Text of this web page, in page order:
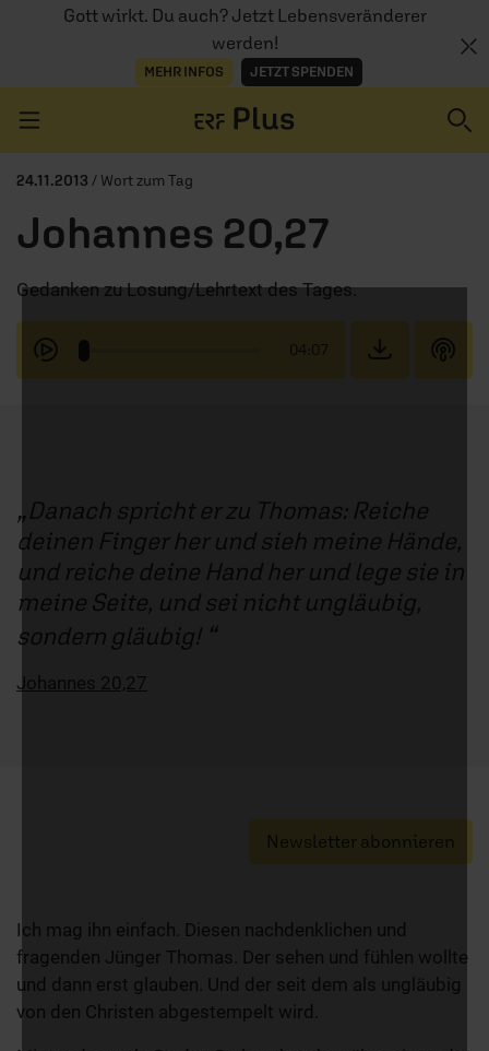
Gott wirkt. Du auch? Jetzt Lebensveränderer
werden!
MEHR INFOS JETZT SPENDEN
AUDIOTHEK
PROGRAMM
24.11.2013 / Wort zum Tag
Johannes 20,27
Gedanken zu Losung/Lehrtext des Tages.
04:07
Danach spricht er zu Thomas: Reiche
deinen Finger her und sieh meine Hände,
und reiche deine Hand her und lege sie in
meine Seite, und sei nicht ungläubig,
sondern gläubig!
Johannes 20,27
Newsletter abonnieren
Ich mag ihn einfach. Diesen nachdenklichen und
fragenden Jünger Thomas. Der sehen und fühlen wollte
und dann erst glauben. Und der seit dem als ungläubig
von den Christen abgestempelt wird.